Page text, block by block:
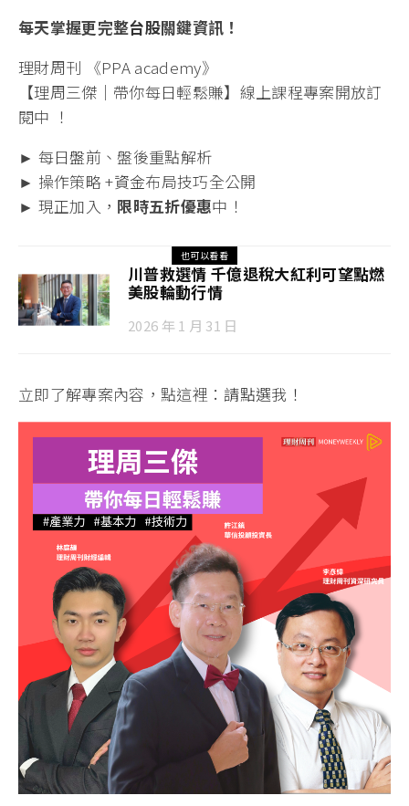
每天掌握更完整台股關鍵資訊！
理財周刊 《PPA academy》
【理周三傑｜帶你每日輕鬆賺】線上課程專案開放訂
閱中 ！
► 每日盤前 、盤後重點解析
► 操作策略 +資金布局技巧全公開
► 現正加入， 限時五折優惠中！
也可以看看
川普救選情 千億退稅大紅利可望點燃
美股輪動行情
2026 年 1 月 31 日
立即了解專案內容，點這裡： 請點選我！